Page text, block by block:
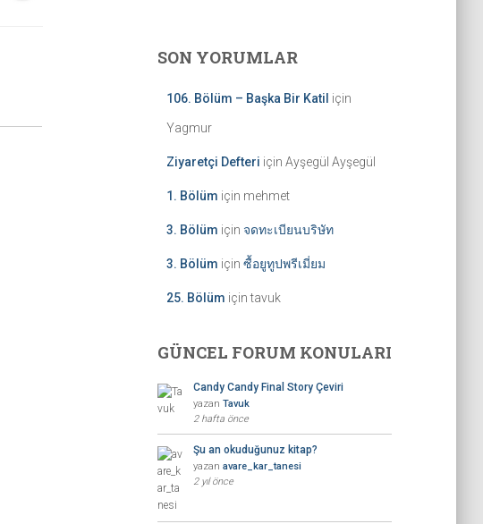
SON YORUMLAR
106. Bölüm – Başka Bir Katil için
Yagmur
Ziyaretçi Defteri için Ayşegül Ayşegül
1. Bölüm için mehmet
3. Bölüm için จดทะเบียนบริษัท
3. Bölüm için ซื้อยูทูปพรีเมี่ยม
25. Bölüm içintavuk
GÜNCEL FORUM KONULARI
Candy Candy Final Story Çeviri
yazan Tavuk
2 hafta önce
Şu an okuduğunuz kitap?
yazan avare_kar_tanesi
2 yıl önce